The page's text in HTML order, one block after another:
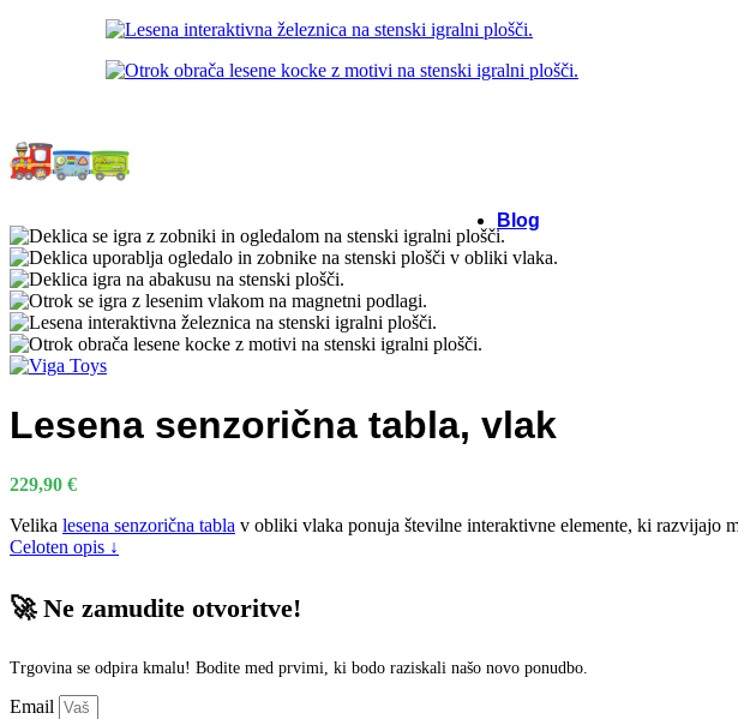
Blog
Lesena senzorična tabla, vlak
229,90 €
Velika lesena senzorična tabla v obliki vlaka ponuja številne interaktivne elemente, ki razvijajo
Celoten opis ↓
🚀 Ne zamudite otvoritve!
Trgovina se odpira kmalu! Bodite med prvimi, ki bodo raziskali našo novo ponudbo.
Email